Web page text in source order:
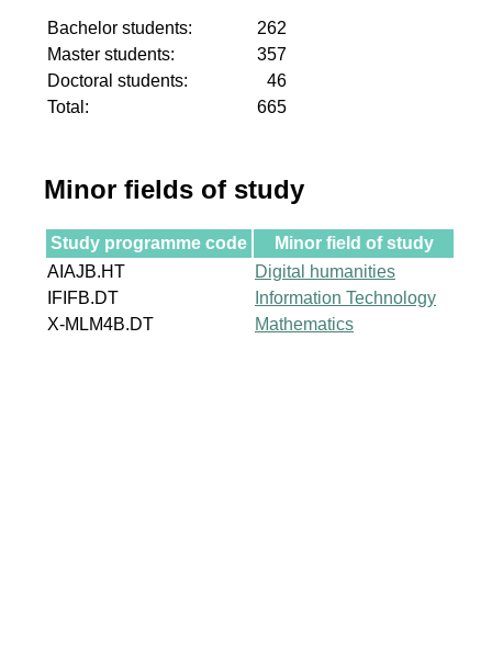
Bachelor students:
262
Master students:
357
Doctoral students:
46
Total:
665
Minor fields of study
Study programme code
Minor field of study
AIAJB.HT
Digital humanities
IFIFB.DT
Information Technology
X-MLM4B.DT
Mathematics